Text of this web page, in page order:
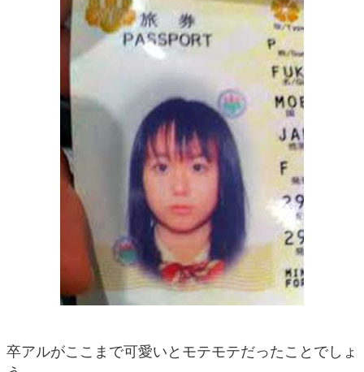
卒アルがここまで可愛いとモテモテだったことでしょ